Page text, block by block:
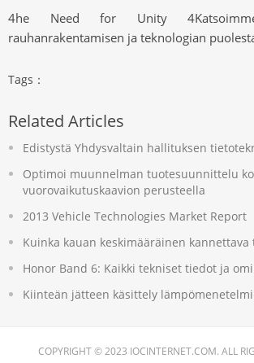
4he Need for Unity
rauhanrakentamisen ja teknologian
Tags：
Related Articles
Edistystä Yhdysvaltain hallituksen
Optimoi muunnelman tuotesuunnittelu
vuorovaikutuskaavion perusteella
2013 Vehicle Technologies Market Report
Kuinka kauan keskimääräinen kannettava
Honor Band 6: Kaikki tekniset tiedot ja
Kiinteän jätteen käsittely
COPYRIGHT © 2023 IOCINTERNET.COM. ALL